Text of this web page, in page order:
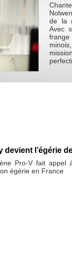
de la
Avec
devient l’égérie
Pro-V fait appel
égérie en France